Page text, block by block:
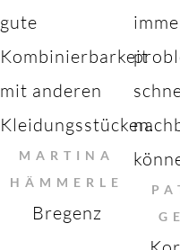
gute
Kombinierbarkeit
mit anderen
Kleidungsstücken.
MARTINA
HÄMMERLE
Bregenz